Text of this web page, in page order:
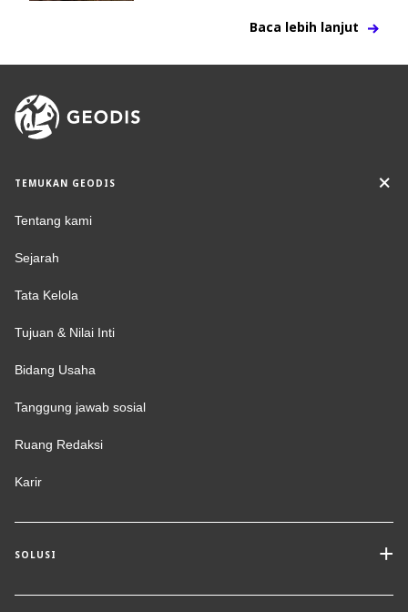
Baca lebih lanjut
TEMUKAN GEODIS
Tentang kami
Sejarah
Tata Kelola
Tujuan & Nilai Inti
Bidang Usaha
Tanggung jawab sosial
Ruang Redaksi
Karir
SOLUSI
Layanan Transportasi